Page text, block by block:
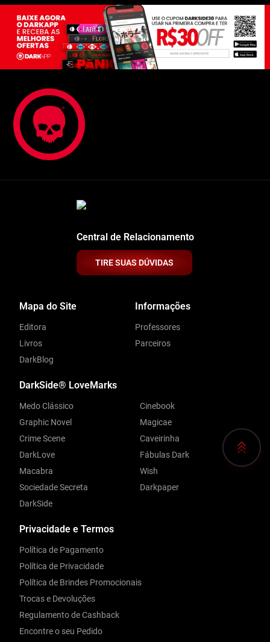
Central de Relacionamento
TIRE SUAS DÚVIDAS
Privacidade e Termos
Política de Pagamento
Política de Privacidade
Política de Brindes Promocionais
Trocas e Devoluções
Regulamento de Cashback
Encontre o seu Pedido
Mapa do Site
Editora
Livros
DarkBlog
Informações
Professores
Parceiros
DarkSide® LoveMarks
Medo Clássico
Graphic Novel
Crime Scene
DarkLove
Macabra
Sociedade Secreta
DarkSide
Cinebook
Magicae
Caveirinha
Fábulas Dark
Wish
Darkpaper